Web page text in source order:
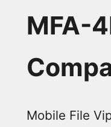
MFA-
Mobile File